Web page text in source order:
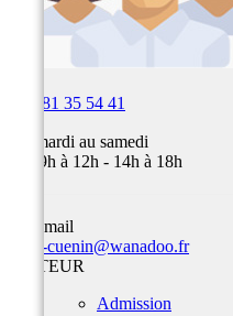
03 81 35 54 41
Du mardi au samedi
de 09h à 12h - 14h à 18h
Par email
team-cuenin@wanadoo.fr
MOTEUR
Admission